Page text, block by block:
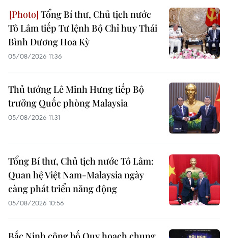
Tổng Bí thư, Chủ tịch nước
Tô Lâm tiếp Tư lệnh Bộ Chỉ huy Thái
Bình Dương Hoa Kỳ
05/08/2026 11:36
Thủ tướng Lê Minh Hưng tiếp Bộ
trưởng Quốc phòng Malaysia
05/08/2026 11:31
Tổng Bí thư, Chủ tịch nước Tô Lâm:
Quan hệ Việt Nam-Malaysia ngày
càng phát triển năng động
05/08/2026 10:56